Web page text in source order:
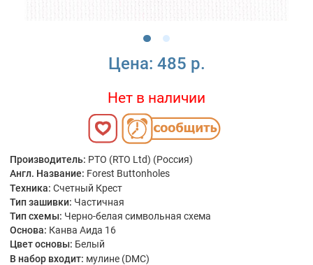
Цена: 485 р.
Нет в наличии
Производитель: РТО (RTO Ltd) (Россия)
Англ. Название: Forest Buttonholes
Техника: Счетный Крест
Тип зашивки: Частичная
Тип схемы: Черно-белая символьная схема
Основа: Канва Аида 16
Цвет основы: Белый
В набор входит: мулине (DMC)